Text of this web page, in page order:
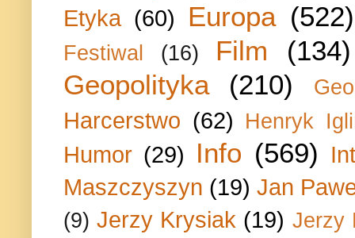
Etyka (60) Europa (522)
Festiwal (16) Film
(134)
Geopolityka
(210)
Harcerstwo (62) Henryk
Humor (29) Info (569)
Maszczyszyn (19) Jan
(9) Jerzy Krysiak (19) Jerzy